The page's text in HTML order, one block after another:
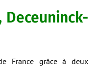
France grâce à deux